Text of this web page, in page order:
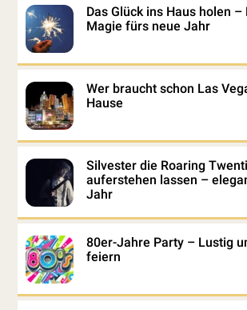
Das Glück ins Haus holen –
Magie fürs neue Jahr
Wer braucht schon Las
Hause
Silvester die Roaring
auferstehen lassen –
Jahr
80er-Jahre Party – Lustig
feiern